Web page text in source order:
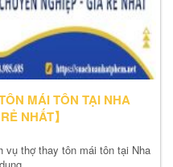
MÁI TÔN TẠI NHA
NHẤT】
vụ thợ thay tôn mái tôn tại Nha